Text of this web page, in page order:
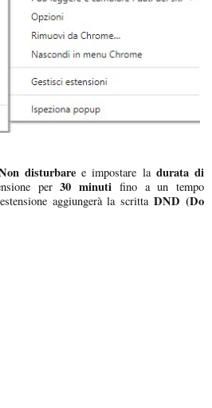
disturbare e impostare ladurata di
per30 minuti fino a un tempo
aggiungerà la scrittaDND (Do